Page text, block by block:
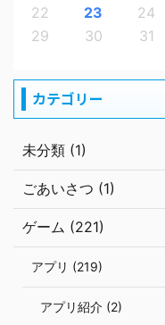
22
23 24
29
30 31
カテゴリー
未分類 (1)
ごあいさつ (1)
ゲーム (221)
アプリ (219)
アプリ紹介 (2)